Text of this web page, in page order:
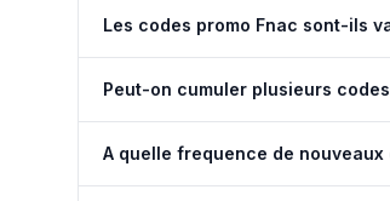
Les codes promo Fnac sont-ils
Peut-on cumuler plusieurs
A quelle frequence de